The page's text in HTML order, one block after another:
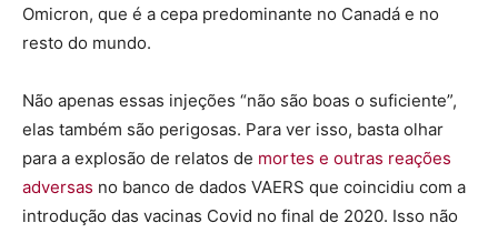
Omicron, que é a cepa predominante no Canadá e no
resto do mundo.
Não apenas essas injeções “não são boas o suficiente”,
elas também são perigosas. Para ver isso, basta olhar
para a explosão de relatos de mortes e outras reações
adversas no banco de dados VAERS que coincidiu com a
introdução das vacinas Covid no final de 2020. Isso não